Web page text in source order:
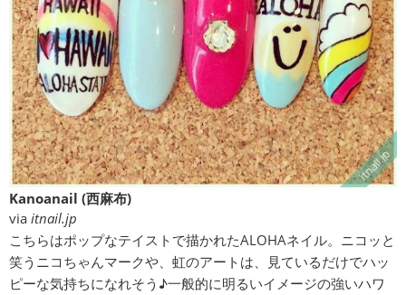
Kanoanail (西麻布)
via itnail.jp
こちらはポップなテイストで描かれたALOHAネイル。ニコッと
笑うニコちゃんマークや、虹のアートは、見ているだけでハッ
ピーな気持ちになれそう♪一般的に明るいイメージの強いハワ